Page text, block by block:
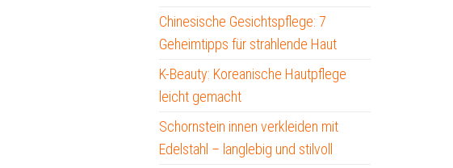
Chinesische Gesichtspflege: 7
Geheimtipps für strahlende Haut
K-Beauty: Koreanische Hautpflege
leicht gemacht
Schornstein innen verkleiden mit
Edelstahl – langlebig und stilvoll